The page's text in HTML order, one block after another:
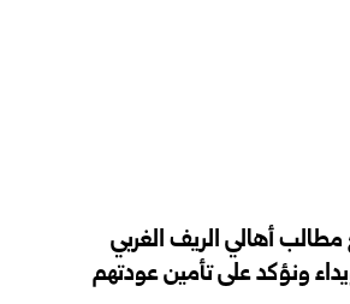
مطالب أهالي الريف الغربي
ونؤكد على تأمين عودتهم